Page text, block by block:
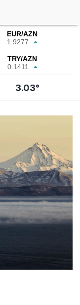
EUR/AZN
1.9277
TRY/AZN
0.1411
3.03°